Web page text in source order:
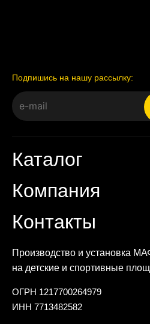
Подпишись на нашу рассылку:
Производство и установка
на детские и спортивные
ОГРН 1217700264979
ИНН 7713482582
Каталог
Компания
Контакты